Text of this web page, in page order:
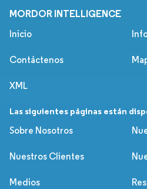
MORDOR INTELLIGENCE
Inicio
Contáctenos
XML
Las siguientes páginas están
Sobre Nosotros
Nuestros Clientes
Medios